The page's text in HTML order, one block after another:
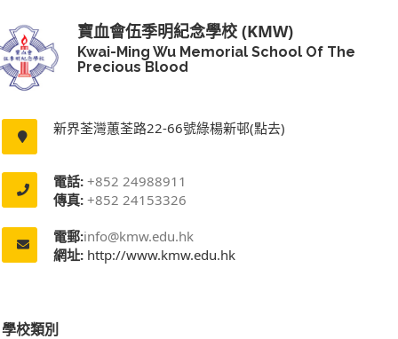
寶血會伍季明紀念學校 (KMW)
Kwai-Ming Wu Memorial School Of The
Precious Blood
新界荃灣蕙荃路22-66號綠楊新邨(點去)
電話: +852 24988911
傳真: +852 24153326
電郵:info@kmw.edu.hk
網址: http://www.kmw.edu.hk
學校類別